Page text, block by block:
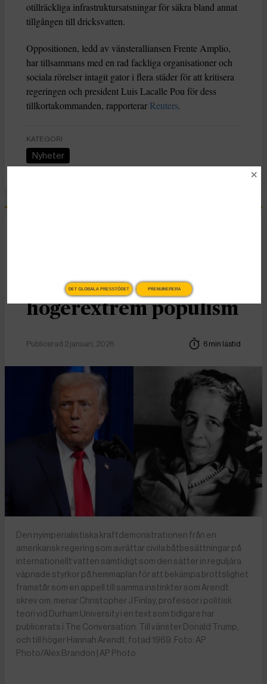
otillräckliga infrastruktursatsningar för säkra bland annat
tillgången till dricksvatten.
Oppositionen, ledd av vänsteralliansen Frente Amplio,
har tillsammans med en rad fackliga organisationer och
sociala rörelser intagit gator i flera städer för att kritisera
regeringen och president Luis Lacalle Pou för dess
tillkortakommanden, rapporterar Reuters.
KATEGORI
Nyheter
lära oss om
högerextrem populism
Publicerad 2 januari, 2026 6 min lästid
Den nyimperialistiska kraftdemonstrationen från en
amerikansk regering som avrättar civila båtbesättningar på
internationellt vatten samtidigt som den sätter in reguljära
väpnade styrkor på hemmaplan för att bekämpa brottslighet
framstår som en appell till samma instinkter som Arendt
skrev om, menar Christopher J Finlay, professor i politisk
teori vid Durham University i en text som tidigare har
publicerats i The Conversation. Till vänster Donald Trump,
och till höger Hannah Arendt, fotad 1969. Foto: AP
Photo/Alex Brandon | AP Photo
DET GLOBALA PRESSTÖDET PRENUMERERA